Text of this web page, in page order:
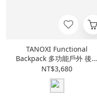
TANOXI Functional
Backpack 多功能戶外 後背
包 [TNX-B017]
NT$3,680